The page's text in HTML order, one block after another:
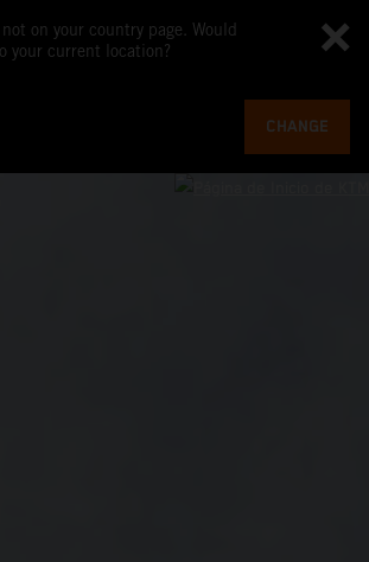
on your country page. Would
your current location?
CHANGE